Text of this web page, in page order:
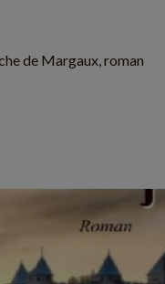
de Margaux, roman